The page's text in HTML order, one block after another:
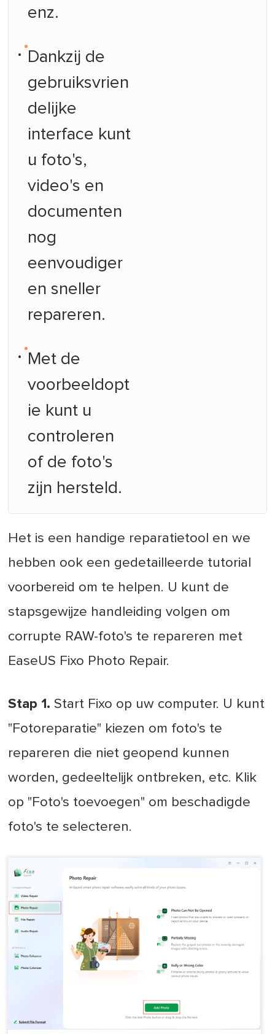
enz.
Dankzij de
gebruiksvrien
delijke
interface kunt
u foto's,
video's en
documenten
nog
eenvoudiger
en sneller
repareren.
Met de
voorbeeldopt
ie kunt u
controleren
of de foto's
zijn hersteld.
Het is een handige reparatietool en we
hebben ook een gedetailleerde tutorial
voorbereid om te helpen. U kunt de
stapsgewijze handleiding volgen om
corrupte RAW-foto's te repareren met
EaseUS Fixo Photo Repair.
Stap 1. Start Fixo op uw computer. U kunt
"Fotoreparatie" kiezen om foto's te
repareren die niet geopend kunnen
worden, gedeeltelijk ontbreken, etc. Klik
op "Foto's toevoegen" om beschadigde
foto's te selecteren.